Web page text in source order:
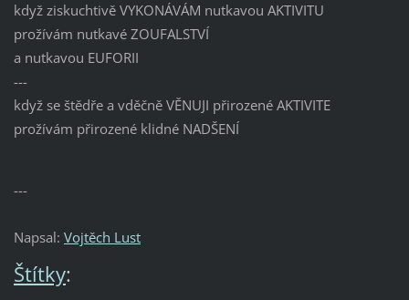
když ziskuchtivě VYKONÁVÁM nutkavou AKTIVITU
prožívám nutkavé ZOUFALSTVÍ
a nutkavou EUFORII
---
když se štědře a vděčně VĚNUJI přirozené AKTIVITE
prožívám přirozené klidné NADŠENÍ
---
Napsal: Vojtěch Lust
Štítky: